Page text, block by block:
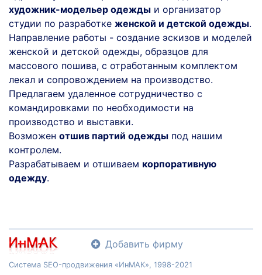
художник-модельер одежды и организатор
студии по разработке женской и детской одежды.
Направление работы - создание эскизов и моделей
женской и детской одежды, образцов для
массового пошива, с отработанным комплектом
лекал и сопровождением на производство.
Предлагаем удаленное сотрудничество с
командировками по необходимости на
производство и выставки.
Возможен отшив партий одежды под нашим
контролем.
Разрабатываем и отшиваем корпоративную
одежду.
Добавить фирму
Система SEO-продвижения «ИнМАК», 1998-2021